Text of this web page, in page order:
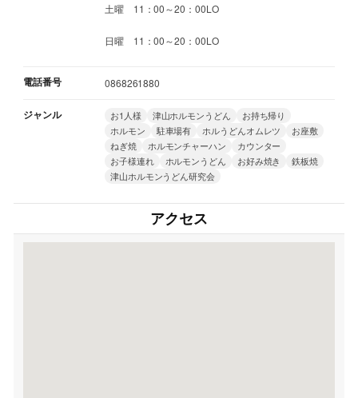
土曜 11：00～20：00LO
日曜 11：00～20：00LO
電話番号 0868261880
ジャンル お1人様 津山ホルモンうどん
お持ち帰り
ホルモン
駐車場有 ホルうどんオムレツ
お座敷
ねぎ焼
ホルモンチャーハン
カウンター
お子様連れ
ホルモンうどん お好み焼き
鉄板焼
津山ホルモンうどん研究会
アクセス